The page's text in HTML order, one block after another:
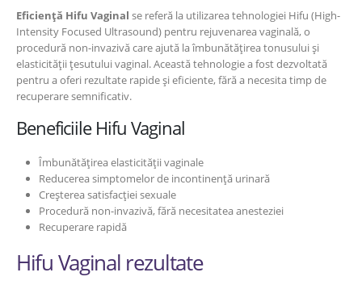
Eficiență Hifu Vaginal se referă la utilizarea tehnologiei Hifu (High-
Intensity Focused Ultrasound) pentru rejuvenarea vaginală, o
procedură non-invazivă care ajută la îmbunătățirea tonusului și
elasticității țesutului vaginal. Această tehnologie a fost dezvoltată
pentru a oferi rezultate rapide și eficiente, fără a necesita timp de
recuperare semnificativ.
Beneficiile Hifu Vaginal
Îmbunătățirea elasticității vaginale
Reducerea simptomelor de incontinență urinară
Creșterea satisfacției sexuale
Procedură non-invazivă, fără necesitatea anesteziei
Recuperare rapidă
Hifu Vaginal rezultate